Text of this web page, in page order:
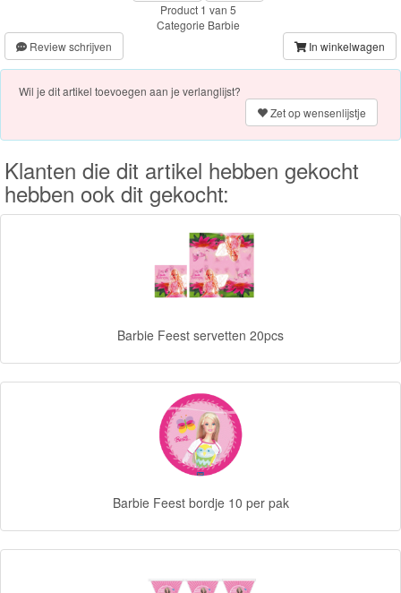
Mickey
&
Avengers
princess
dinosaurus
Product 1 van 5
Categorie Barbie
Review schrijven
In winkelwagen
Wil je dit artikel toevoegen aan je verlanglijst?
Zet op wensenlijstje
Klanten die dit artikel hebben gekocht
hebben ook dit gekocht:
Barbie Feest servetten 20pcs
Barbie Feest bordje 10 per pak